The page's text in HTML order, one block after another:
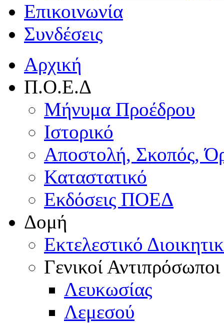
Επικοινωνία
Συνδέσεις
Αρχική
Π.Ο.Ε.Δ
Μήνυμα Προέδρου
Ιστορικό
Αποστολή, Σκοπός,
Καταστατικό
Εκδόσεις ΠΟΕΔ
Δομή
Εκτελεστικό
Γενικοί Αντιπρόσωποι
Λευκωσίας
Λεμεσού